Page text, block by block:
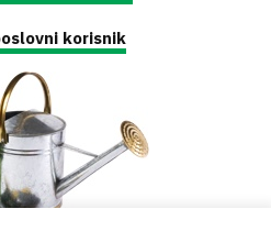
korisnik